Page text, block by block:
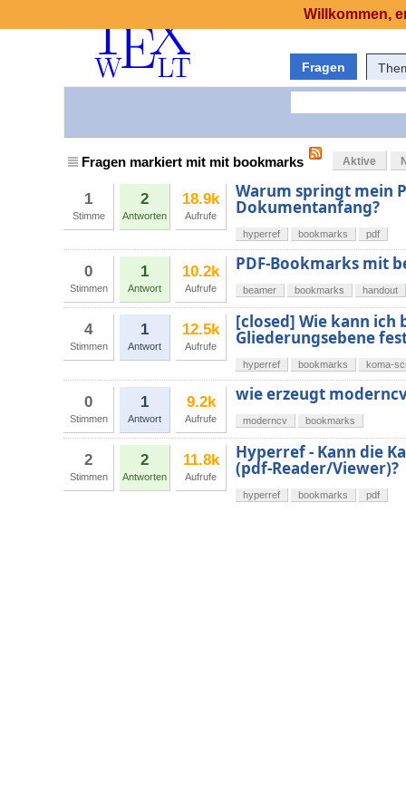
Fragen
Fragen markiert mit mit bookmarks Aktive
1
Stimme
2
Antworten
18.9k
Aufrufe
Warum springt mein
Dokumentanfang?
hyperref bookmarks pdf
0
Stimmen
1
Antwort
10.2k
Aufrufe
PDF-Bookmarks mit
beamer bookmarks handout
4
Stimmen
1
Antwort
12.5k
Aufrufe
[closed] Wie kann
Gliederungsebene
hyperref bookmarks koma-
0
Stimmen
1
Antwort
9.2k
Aufrufe
wie erzeugt
moderncv bookmarks
2
Stimmen
2
Antworten
11.8k
Aufrufe
Hyperref - Kann die
(pdf-Reader/Viewer)?
hyperref bookmarks pdf
Willkommen,